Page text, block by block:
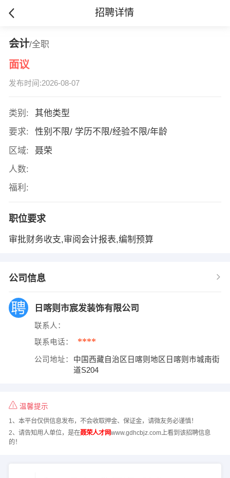
招聘详情
会计/全职
面议
发布时间:2026-08-07
类别:
其他类型
要求:
性别不限/ 学历不限/经验不限/年龄
区域:
聂荣
人数:
福利:
职位要求
审批财务收支,审阅会计报表,编制预算
公司信息
日喀则市宸发装饰有限公司
联系人：
联系电话： ****
公司地址：
中国西藏自治区日喀则地区日喀则市城南街
道S204
温馨提示
1、本平台仅供信息发布，不会收取押金、保证金，请微友务必谨慎！
2、请告知用人单位，是在聂荣人才网www.gdhcbjz.com上看到该招聘信息
的！